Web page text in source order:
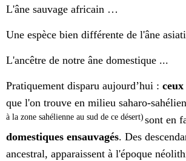
L'âne sauvage africain …
Une espèce bien différente de l'âne
L'ancêtre de notre âne domestique ...
Pratiquement disparu aujourd’hui : ceux
que l'on trouve en milieu saharo-sahélien
à la zone sahélienne au sud de ce désert) sont en
domestiques ensauvagés. Des
ancestral, apparaissent à l'époque